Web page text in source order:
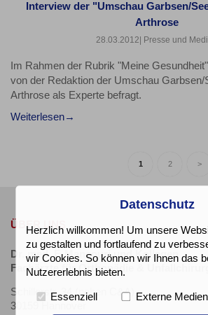
Interview der "Umschau Garbsen/
Arthrose
28.03.2012 | Presse und
Im Rahmen der Rubrik "Meine
von der Redaktion der Umschau
Arthrose als Experte befragt.
Weiterlesen
1 2 >
ÜBER UNS
Dr. med. F. Mansouri und Kollegen
Fachärzte für Orthopädie &
Schillerstr. 34 (neben C&A)
30159 Hannover
Datenschutz
Herzlich willkommen! Um unsere
zu gestalten und fortlaufend zu
wir Cookies. So können wir Ihnen das
Nutzererlebnis bieten.
Essenziell Externe Medien